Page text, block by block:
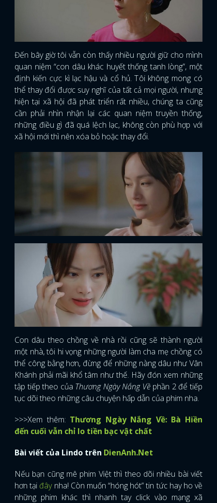
Đến bây giờ tôi vẫn còn thấy nhiều người giữ cho mình
quan niệm “con dâu khác huyết thống tanh lòng”, một
định kiến cực kì lạc hậu và cổ hủ. Tôi không mong có
thể thay đổi được suy nghĩ của tất cả mọi người, nhưng
hiện tại xã hội đã phát triển rất nhiều, chúng ta cũng
cần phải nhìn nhận lại các quan niệm truyền thống,
những điều gì đã quá lệch lạc, không còn phù hợp với
xã hội mới thì nên xóa bỏ hoặc thay đổi.
Con dâu theo chồng về nhà rồi cũng sẽ thành người
một nhà, tôi hi vọng những người làm cha mẹ chồng có
thể công bằng hơn, đừng để những nàng dâu như Vân
Khánh phải mãi khổ tâm như thế. Hãy đón xem những
tập tiếp theo của Thương Ngày Nắng Vềphần 2 để tiếp
tục dõi theo những câu chuyện hấp dẫn của phim nha.
>>>Xem thêm: Thương Ngày Nắng Về: Bà Hiền
đến cuối vẫn chỉ lo tiền bạc vật chất
Bài viết của Lindo trên DienAnh.Net
Nếu bạn cũng mê phim Việt thì theo dõi nhiều bài viết
hơn tại đâynha! Còn muốn “hóng hót” tin tức hay ho về
những phim khác thì nhanh tay click vào mạng xã